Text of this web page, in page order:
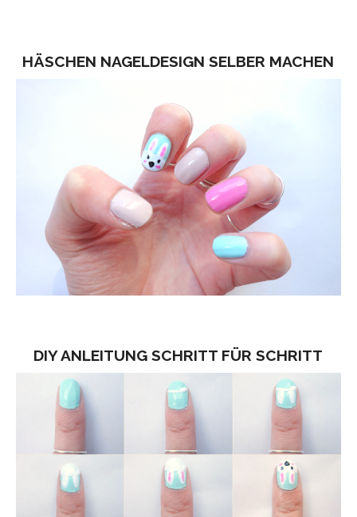
HÄSCHEN NAGELDESIGN SELBER MACHEN
DIY ANLEITUNG SCHRITT FÜR SCHRITT